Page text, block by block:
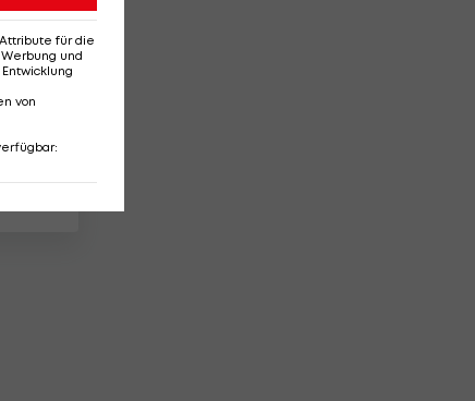
für die
und
von
: